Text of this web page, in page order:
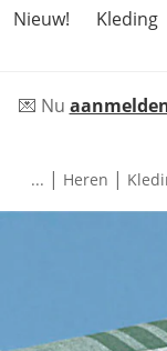
Nieuw!
Kleding
💌 Nu
... | Heren |